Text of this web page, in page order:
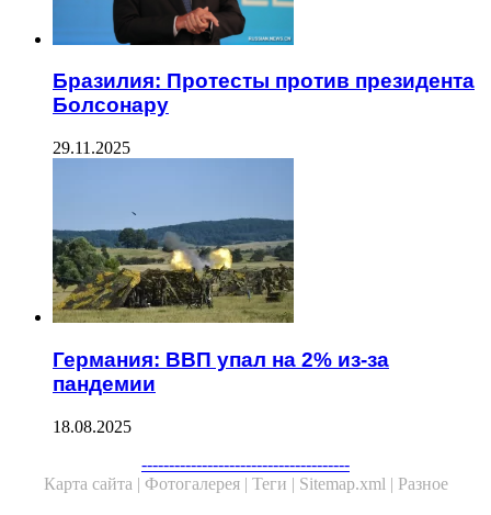
Бразилия: Протесты против президента
Болсонару
29.11.2025
Германия: ВВП упал на 2% из-за
пандемии
18.08.2025
--------------------------------------
Карта сайта | Фотогалерея | Теги | Sitemap.xml | Разное